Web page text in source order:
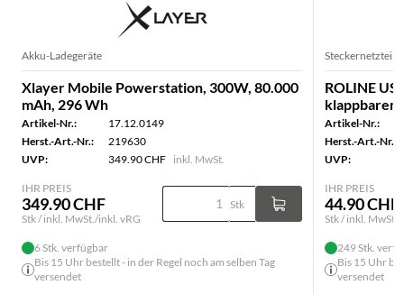
Akku-Ladegeräte
Xlayer Mobile Powerstation, 300W, 80.000
mAh, 296 Wh
Artikel-Nr.:
17.12.0149
Herst.-Art.-Nr.:
219630
UVP:
349.90 CHF inkl. MwSt.
IHR PREIS
349.90 CHF
Stk / inkl. MwSt./inkl. vRG
Stk
6 Stk. verfügbar
Bis 15 Uhr bestellt - in der Regel noch am selben Tag
versendet
Steckernetzteile
ROLINE
Artikel-Nr.:
Herst.-Art.-Nr.:
UVP:
IHR PREIS
44.90 CHF
Stk / inkl.
249 Stk.
Bis 15 Uhr
versendet